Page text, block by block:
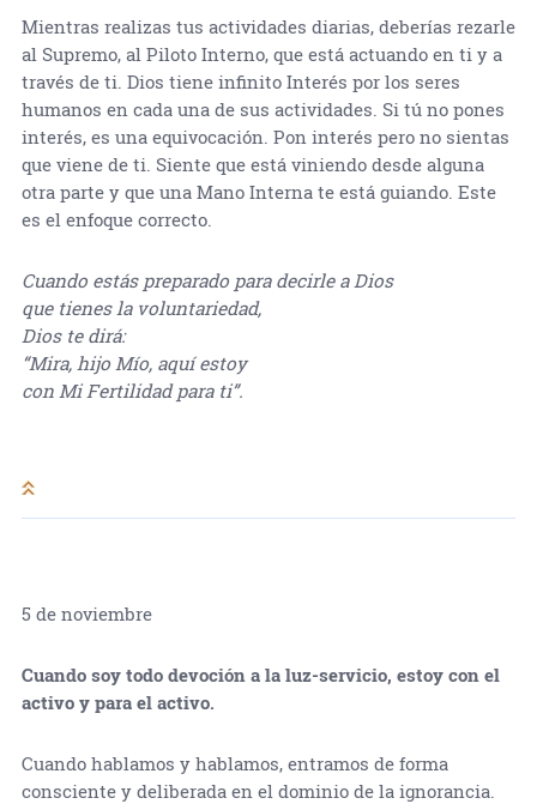
Mientras realizas tus actividades diarias, deberías rezarle
al Supremo, al Piloto Interno, que está actuando en ti y a
través de ti. Dios tiene infinito Interés por los seres
humanos en cada una de sus actividades. Si tú no pones
interés, es una equivocación. Pon interés pero no sientas
que viene de ti. Siente que está viniendo desde alguna
otra parte y que una Mano Interna te está guiando. Este
es el enfoque correcto.
Cuando estás preparado para decirle a Dios
que tienes la voluntariedad,
Dios te dirá:
“Mira, hijo Mío, aquí estoy
con Mi Fertilidad para ti”.
5 de noviembre
Cuando soy todo devoción a la luz-servicio, estoy con el
activo y para el activo.
Cuando hablamos y hablamos, entramos de forma
consciente y deliberada en el dominio de la ignorancia.